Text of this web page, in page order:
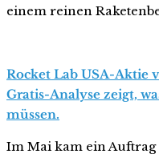
einem reinen
Rocket Lab USA-Aktie
Gratis-Analyse zeigt,
müssen.
Im Mai kam ein Auftrag